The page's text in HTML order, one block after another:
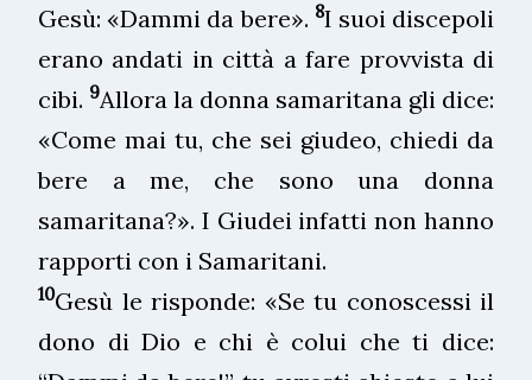
Gesù: «Dammi da bere». 8I suoi discepoli
erano andati in città a fare provvista di
cibi. 9Allora la donna samaritana gli dice:
«Come mai tu, che sei giudeo, chiedi da
bere a me, che sono una donna
samaritana?». I Giudei infatti non hanno
rapporti con i Samaritani.
10Gesù le risponde: «Se tu conoscessi il
dono di Dio e chi è colui che ti dice: